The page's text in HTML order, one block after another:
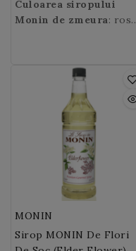
delicate si parfumate ale
fructelor rosii in
bauturi racoritoare,
ceaiuri, punch-uri si
siropuri cu apa.
culeasa,siropul Monin
Raspberryva oferi
Culoarea siropului
Monin de zmeura: rosu
MONIN
Sirop MONIN De Flori